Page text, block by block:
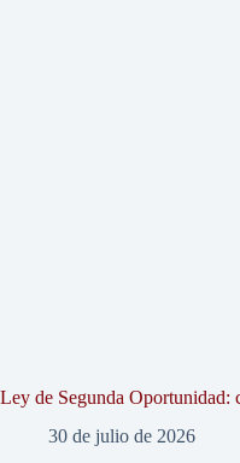
Ley de Segunda Oportunidad:
30 de julio de 2026